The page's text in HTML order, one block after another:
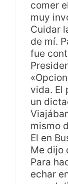
comer
muy
Cuidar
de mí.
fue
vida. El
un
mismo
El en
Me dijo
Para
echar